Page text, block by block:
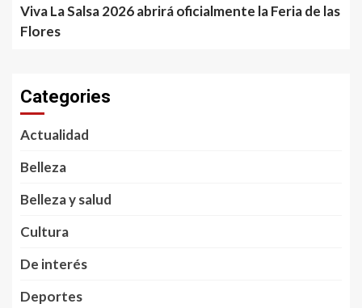
Viva La Salsa 2026 abrirá oficialmente la Feria de las
Flores
Categories
Actualidad
Belleza
Belleza y salud
Cultura
De interés
Deportes